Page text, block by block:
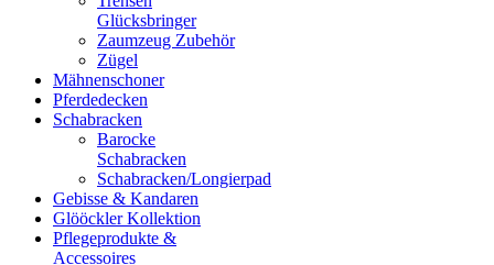
Glücksbringer
Zaumzeug Zubehör
Zügel
Mähnenschoner
Pferdedecken
Schabracken
Barocke
Schabracken
Schabracken/Longierpad
Gebisse & Kandaren
Glööckler Kollektion
Pflegeprodukte &
Accessoires